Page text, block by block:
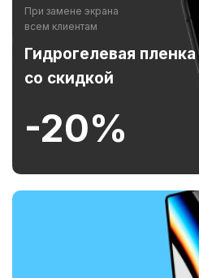
При замене экрана
всем клиентам
Гидрогелевая пленка
со скидкой
-20%